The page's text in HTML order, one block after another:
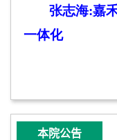
张志海:嘉
一体化
本院公告